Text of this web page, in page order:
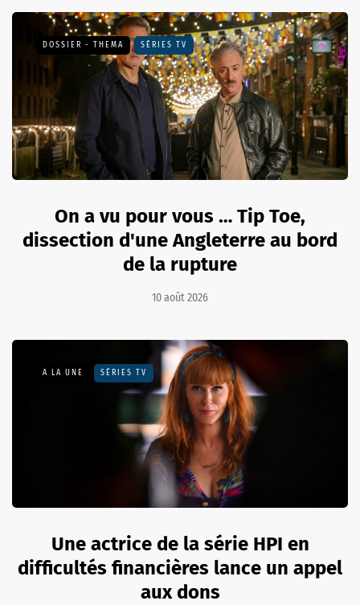
DOSSIER - THEMA SÉRIES TV
On a vu pour vous … Tip Toe,
dissection d'une Angleterre au bord
de la rupture
10 août 2026
A LA UNE SÉRIES TV
Une actrice de la série HPI en
difficultés financières lance un appel
aux dons